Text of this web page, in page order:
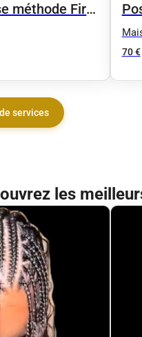
méthode First
70 €
services
les